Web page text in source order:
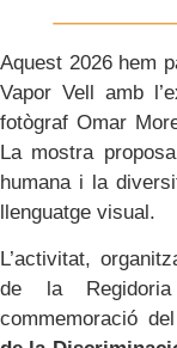
Aquest 2026 hem
Vapor Vell amb
fotògraf Omar
La mostra
humana i la
llenguatge visual.
L’activitat,
de la
commemoració del